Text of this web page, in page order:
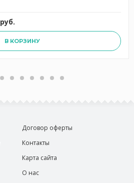
В КОРЗИНУ
Договор оферты
Контакты
Карта сайта
О нас